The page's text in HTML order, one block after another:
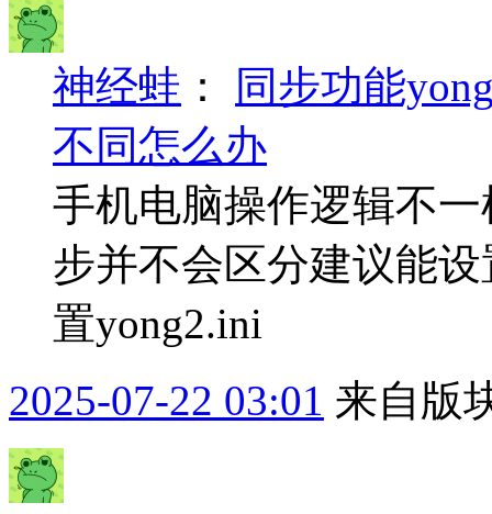
神经蛙 ：
同步功能
不同怎么办
手机电脑操作逻辑不
步并不会区分建议能
置yong2.ini
2025-07-22 03:01 来自版